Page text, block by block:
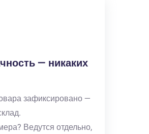
— никаких
зафиксировано —
Ведутся отдельно,